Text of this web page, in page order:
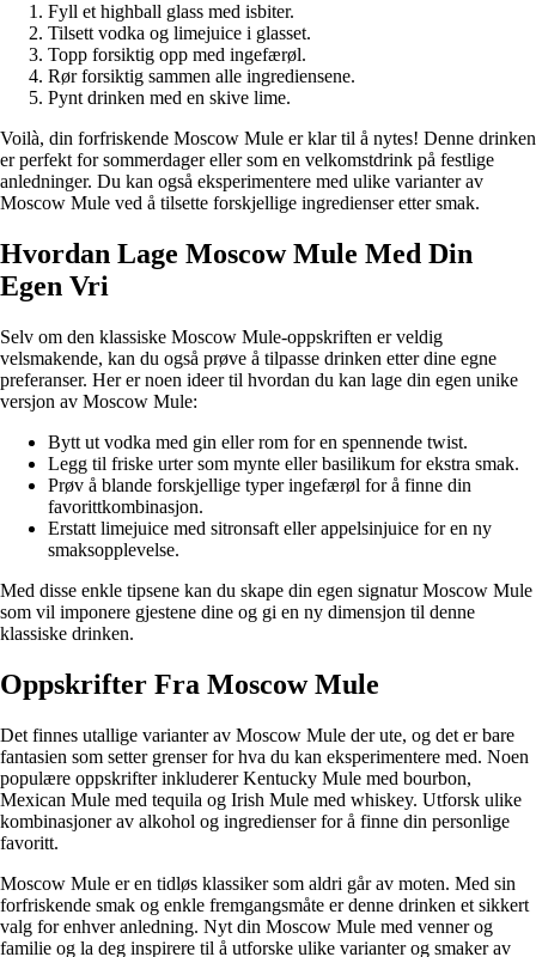
Fyll et highball glass med isbiter.
Tilsett vodka og limejuice i glasset.
Topp forsiktig opp med ingefærøl.
Rør forsiktig sammen alle ingrediensene.
Pynt drinken med en skive lime.
Voilà, din forfriskende Moscow Mule er klar til å nytes! Denne drinken
er perfekt for sommerdager eller som en velkomstdrink på festlige
anledninger. Du kan også eksperimentere med ulike varianter av
Moscow Mule ved å tilsette forskjellige ingredienser etter smak.
Hvordan Lage Moscow Mule Med Din
Egen Vri
Selv om den klassiske Moscow Mule-oppskriften er veldig
velsmakende, kan du også prøve å tilpasse drinken etter dine egne
preferanser. Her er noen ideer til hvordan du kan lage din egen unike
versjon av Moscow Mule:
Bytt ut vodka med gin eller rom for en spennende twist.
Legg til friske urter som mynte eller basilikum for ekstra smak.
Prøv å blande forskjellige typer ingefærøl for å finne din
favorittkombinasjon.
Erstatt limejuice med sitronsaft eller appelsinjuice for en ny
smaksopplevelse.
Med disse enkle tipsene kan du skape din egen signatur Moscow Mule
som vil imponere gjestene dine og gi en ny dimensjon til denne
klassiske drinken.
Oppskrifter Fra Moscow Mule
Det finnes utallige varianter av Moscow Mule der ute, og det er bare
fantasien som setter grenser for hva du kan eksperimentere med. Noen
populære oppskrifter inkluderer Kentucky Mule med bourbon,
Mexican Mule med tequila og Irish Mule med whiskey. Utforsk ulike
kombinasjoner av alkohol og ingredienser for å finne din personlige
favoritt.
Moscow Mule er en tidløs klassiker som aldri går av moten. Med sin
forfriskende smak og enkle fremgangsmåte er denne drinken et sikkert
valg for enhver anledning. Nyt din Moscow Mule med venner og
familie og la deg inspirere til å utforske ulike varianter og smaker av